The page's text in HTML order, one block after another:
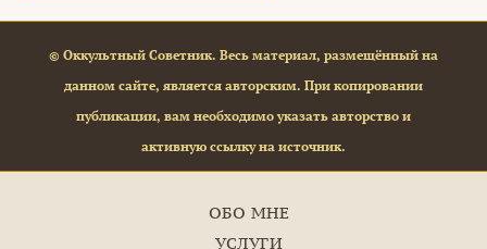
© Оккультный Советник. Весь материал, размещённый на
данном сайте, является авторским. При копировании
публикации, вам необходимо указать авторство и
активную ссылку на источник.
ОБО МНЕ
УСЛУГИ